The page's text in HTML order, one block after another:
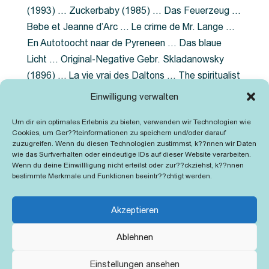
Einwilligung verwalten
Um dir ein optimales Erlebnis zu bieten, verwenden wir Technologien wie
Cookies, um Ger??teinformationen zu speichern und/oder darauf
zuzugreifen. Wenn du diesen Technologien zustimmst, k??nnen wir Daten
wie das Surfverhalten oder eindeutige IDs auf dieser Website verarbeiten.
Wenn du deine Einwillligung nicht erteilst oder zur??ckziehst, k??nnen
bestimmte Merkmale und Funktionen beeintr??chtigt werden.
Akzeptieren
Ablehnen
Einstellungen ansehen
(1993) … Zuckerbaby (1985) … Das Feuerzeug …
Bebe et Jeanne d’Arc … Le crime de Mr. Lange …
En Autotoocht naar de Pyreneen … Das blaue
Licht … Original-Negative Gebr. Skladanowsky
(1896) … La vie vrai des Daltons … The spiritualist
photographer … Feuer im Fjord … The Song of the
Grubenlampe … Tolstoy … Grün ist die Heide …
Lady Hamilton … Mütter verzaget nicht …
Ruttmann Werbefilme